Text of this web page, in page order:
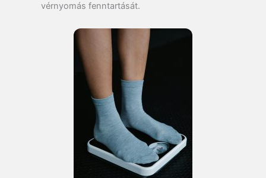
vérnyomás fenntartását.